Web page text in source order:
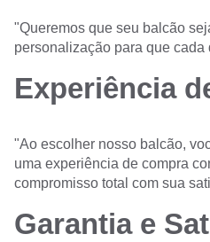
"Queremos que seu balcão
personalização para que
Experiência
"Ao escolher nosso balcão,
uma experiência de compra
compromisso total com sua
Garantia e